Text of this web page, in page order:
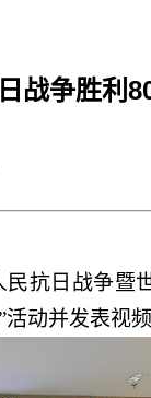
战争胜利
抗日战争暨
动并发表视频